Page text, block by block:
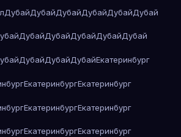
ДубайДубайДубайДубайДубайДубай
ДубайДубайДубайДубайДубай
ДубайДубайДубайЕкатеринбург
ЕкатеринбургЕкатеринбург
ЕкатеринбургЕкатеринбург
ЕкатеринбургЕкатеринбург